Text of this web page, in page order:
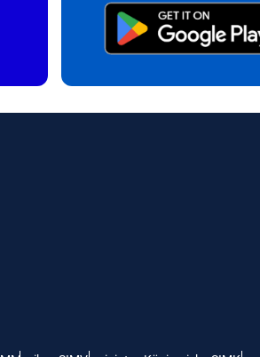
한국
- Kanadischer Dollar GBP -